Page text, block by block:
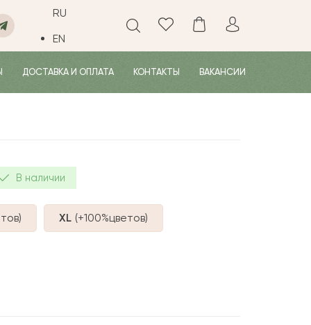
RU
EN
ДОСТАВКА И ОПЛАТА КОНТАКТЫ ВАКАНСИИ
В наличии
) XL (+100%цветов)